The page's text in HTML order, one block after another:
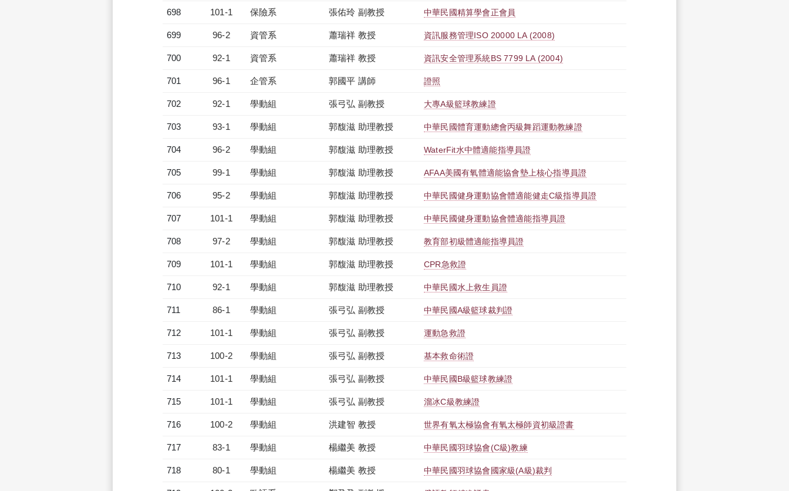
698 101-1 保險系 張佑玲 副教授 中華民國精算學會正會員
699 96-2 資管系 蕭瑞祥 教授 資訊服務管理ISO 20000 LA (2008)
700 92-1 資管系 蕭瑞祥 教授 資訊安全管理系統BS 7799 LA (2004)
701 96-1 企管系 郭國平 講師 證照
702 92-1 學動組 張弓弘 副教授 大專A級籃球教練證
703 93-1 學動組 郭馥滋 助理教授 中華民國體育運動總會丙級舞蹈運動教練證
704 96-2 學動組 郭馥滋 助理教授 WaterFit水中體適能指導員證
705 99-1 學動組 郭馥滋 助理教授 AFAA美國有氧體適能協會墊上核心指導員證
706 95-2 學動組 郭馥滋 助理教授 中華民國健身運動協會體適能健走C級指導員證
707 101-1 學動組 郭馥滋 助理教授 中華民國健身運動協會體適能指導員證
708 97-2 學動組 郭馥滋 助理教授 教育部初級體適能指導員證
709 101-1 學動組 郭馥滋 助理教授 CPR急救證
710 92-1 學動組 郭馥滋 助理教授 中華民國水上救生員證
711 86-1 學動組 張弓弘 副教授 中華民國A級籃球裁判證
712 101-1 學動組 張弓弘 副教授 運動急救證
713 100-2 學動組 張弓弘 副教授 基本救命術證
714 101-1 學動組 張弓弘 副教授 中華民國B級籃球教練證
715 101-1 學動組 張弓弘 副教授 溜冰C級教練證
716 100-2 學動組 洪建智 教授 世界有氧太極協會有氧太極師資初級證書
717 83-1 學動組 楊繼美 教授 中華民國羽球協會(C級)教練
718 80-1 學動組 楊繼美 教授 中華民國羽球協會國家級(A級)裁判